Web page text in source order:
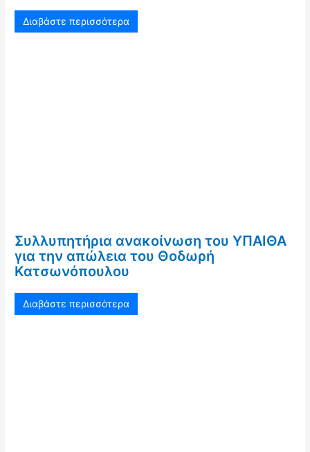
Διαβάστε περισσότερα
Συλλυπητήρια ανακοίνωση του ΥΠΑΙΘΑ
για την απώλεια του Θοδωρή
Κατσωνόπουλου
Διαβάστε περισσότερα